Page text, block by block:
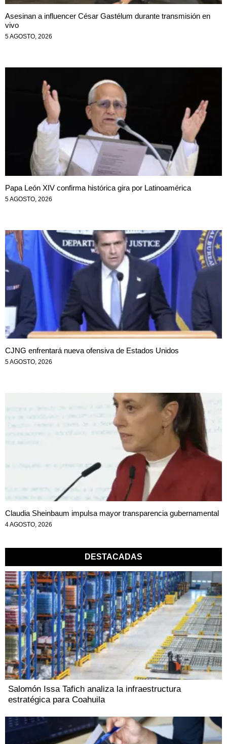
Asesinan a influencer César Gastélum durante transmisión en
vivo
5 AGOSTO, 2026
Papa León XIV confirma histórica gira por Latinoamérica
5 AGOSTO, 2026
CJNG enfrentará nueva ofensiva de Estados Unidos
5 AGOSTO, 2026
Claudia Sheinbaum impulsa mayor transparencia gubernamental
4 AGOSTO, 2026
DESTACADAS
Salomón Issa Tafich analiza la infraestructura
estratégica para Coahuila